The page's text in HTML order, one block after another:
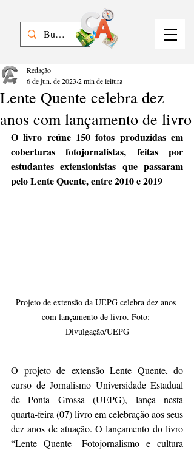
Lente Quente celebra dez
anos com lançamento de livro
Redação
6 de jun. de 2023 2 min de leitura
O livro reúne 150 fotos produzidas em
coberturas fotojornalistas, feitas por
estudantes extensionistas que passaram
pelo Lente Quente, entre 2010 e 2019
Projeto de extensão da UEPG celebra dez anos
com lançamento de livro. Foto:
Divulgação/UEPG
O projeto de extensão Lente Quente, do
curso de Jornalismo Universidade Estadual
de Ponta Grossa (UEPG), lança nesta
quarta-feira (07) livro em celebração aos seus
dez anos de atuação. O lançamento do livro
“Lente Quente- Fotojornalismo e cultura